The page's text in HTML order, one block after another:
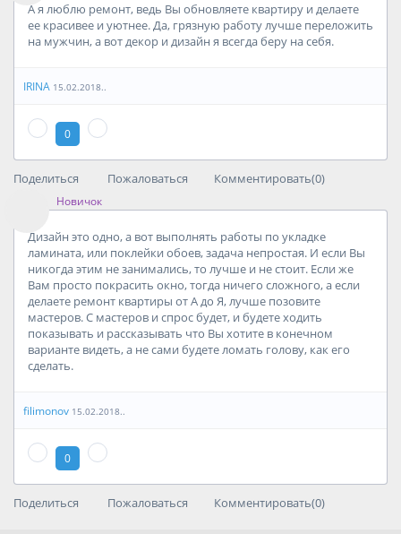
А я люблю ремонт, ведь Вы обновляете квартиру и делаете
ее красивее и уютнее. Да, грязную работу лучше переложить
на мужчин, а вот декор и дизайн я всегда беру на себя.
IRINA 15.02.2018..
0
Поделиться Пожаловаться Комментировать(0)
Новичок
Дизайн это одно, а вот выполнять работы по укладке
ламината, или поклейки обоев, задача непростая. И если Вы
никогда этим не занимались, то лучше и не стоит. Если же
Вам просто покрасить окно, тогда ничего сложного, а если
делаете ремонт квартиры от А до Я, лучше позовите
мастеров. С мастеров и спрос будет, и будете ходить
показывать и рассказывать что Вы хотите в конечном
варианте видеть, а не сами будете ломать голову, как его
сделать.
filimonov 15.02.2018..
0
Поделиться Пожаловаться Комментировать(0)